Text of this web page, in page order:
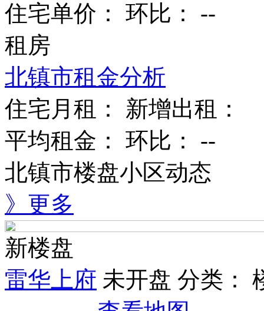
住宅单价：
环比：
--
租房
北镇市租金分析
住宅月租：
新增出租：
平均租金：
环比：
--
北镇市楼盘小区动态
》更多
新楼盘
雷华上府 未开盘 分类：